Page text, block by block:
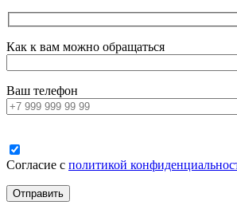
Как к вам можно обращаться
Ваш телефон
Согласие с политикой